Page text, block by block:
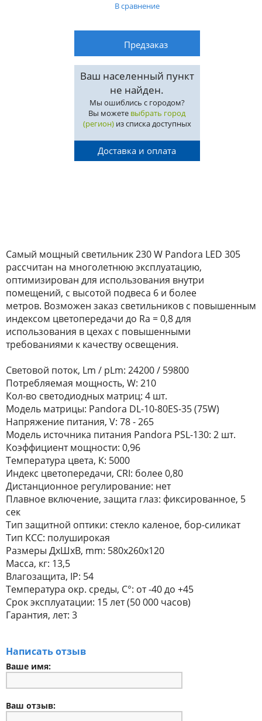
В сравнение
Ваш населенный пункт
не найден.
Мы ошиблись с городом?
Вы можете выбрать город
(регион)из списка доступных
Доставка и оплата
Самый мощный светильник 230 W Pandora LED 305
рассчитан на многолетнюю эксплуатацию,
оптимизирован для использования внутри
помещений, с высотой подвеса 6 и более
метров. Возможен заказ светильников с повышенным
индексом цветопередачи до Ra = 0,8 для
использования в цехах с повышенными
требованиями к качеству освещения.
Световой поток, Lm / pLm: 24200 / 59800
Потребляемая мощность, W: 210
Кол-во светодиодных матриц: 4 шт.
Модель матрицы: Pandora DL-10-80ES-35 (75W)
Напряжение питания, V: 78 - 265
Модель источника питания Pandora PSL-130: 2 шт.
Коэффициент мощности: 0,96
Температура цвета, K: 5000
Индекс цветопередачи, CRI: более 0,80
Дистанционное регулирование: нет
Плавное включение, защита глаз: фиксированное, 5
сек
Тип защитной оптики: стекло каленое, бор-силикат
Тип КСС: полуширокая
Размеры ДхШхВ, mm: 580х260х120
Масса, кг: 13,5
Влагозащита, IP: 54
Температура окр. среды, С°: от -40 до +45
Срок эксплуатации: 15 лет (50 000 часов)
Гарантия, лет: 3
Написать отзыв
Ваше имя:
Ваш отзыв: